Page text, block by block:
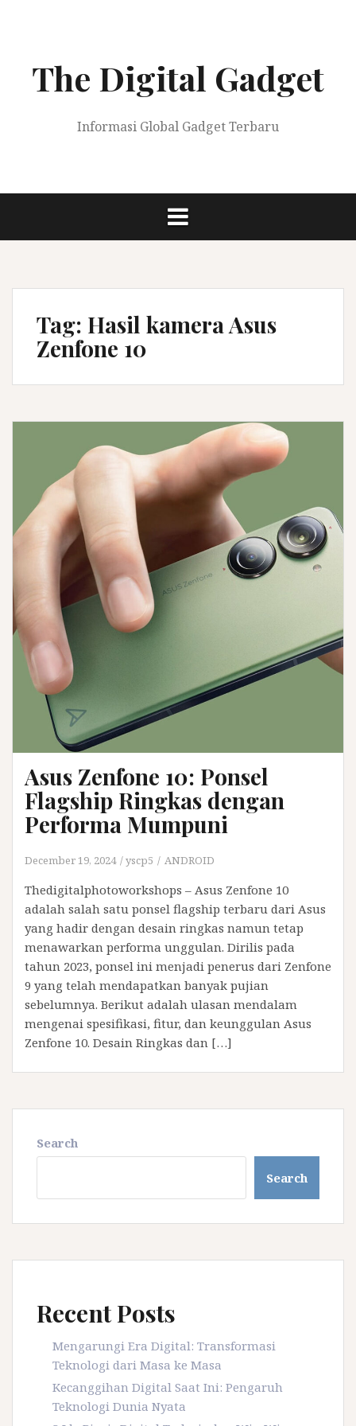
The Digital Gadget
Informasi Global Gadget Terbaru
Tag: Hasil kamera Asus
Zenfone 10
Asus Zenfone 10: Ponsel
Flagship Ringkas dengan
Performa Mumpuni
December 19, 2024 yscp5 ANDROID
Thedigitalphotoworkshops – Asus Zenfone 10
adalah salah satu ponsel flagship terbaru dari Asus
yang hadir dengan desain ringkas namun tetap
menawarkan performa unggulan. Dirilis pada
tahun 2023, ponsel ini menjadi penerus dari Zenfone
9 yang telah mendapatkan banyak pujian
sebelumnya. Berikut adalah ulasan mendalam
mengenai spesifikasi, fitur, dan keunggulan Asus
Zenfone 10. Desain Ringkas dan […]
Search
Search
Recent Posts
Mengarungi Era Digital: Transformasi
Teknologi dari Masa ke Masa
Kecanggihan Digital Saat Ini: Pengaruh
Teknologi Dunia Nyata